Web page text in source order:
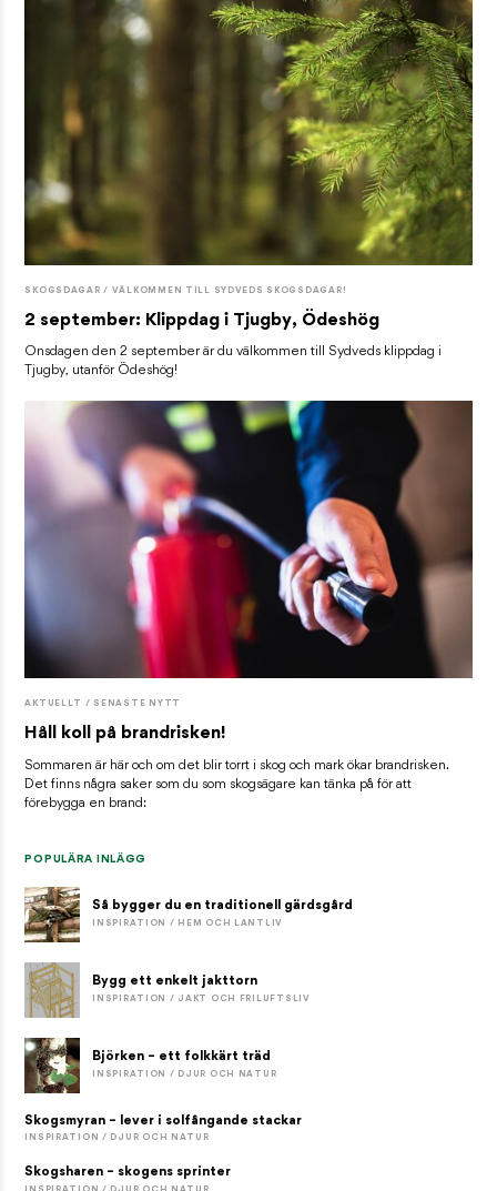
SKOGSDAGAR / VÄLKOMMEN TILL SYDVEDS SKOGSDAGAR!
2 september: Klippdag i Tjugby, Ödeshög
Onsdagen den 2 september är du välkommen till Sydveds klippdag i
Tjugby, utanför Ödeshög!
AKTUELLT / SENASTE NYTT
Håll koll på brandrisken!
Sommaren är här och om det blir torrt i skog och mark ökar brandrisken.
Det finns några saker som du som skogsägare kan tänka på för att
förebygga en brand:
POPULÄRA INLÄGG
Så bygger du en traditionell gärdsgård
INSPIRATION / HEM OCH LANTLIV
Bygg ett enkelt jakttorn
INSPIRATION / JAKT OCH FRILUFTSLIV
Björken – ett folkkärt träd
INSPIRATION / DJUR OCH NATUR
Skogsmyran – lever i solfångande stackar
INSPIRATION / DJUR OCH NATUR
Skogsharen – skogens sprinter